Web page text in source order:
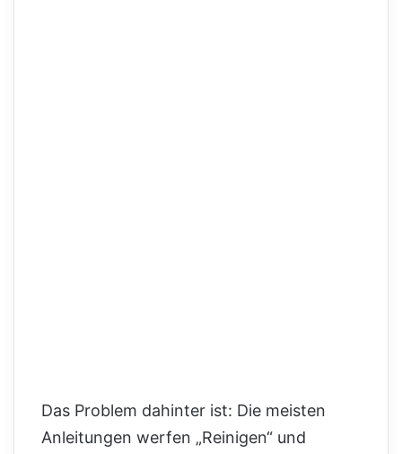
Das Problem dahinter ist: Die meisten
Anleitungen werfen „Reinigen“ und